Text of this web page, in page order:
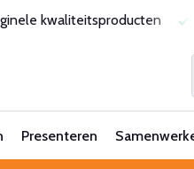
prijsgarantie Al 25
Presenteren